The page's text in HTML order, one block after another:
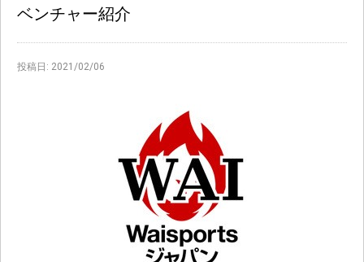
ベンチャー紹介
投稿日: 2021/02/06